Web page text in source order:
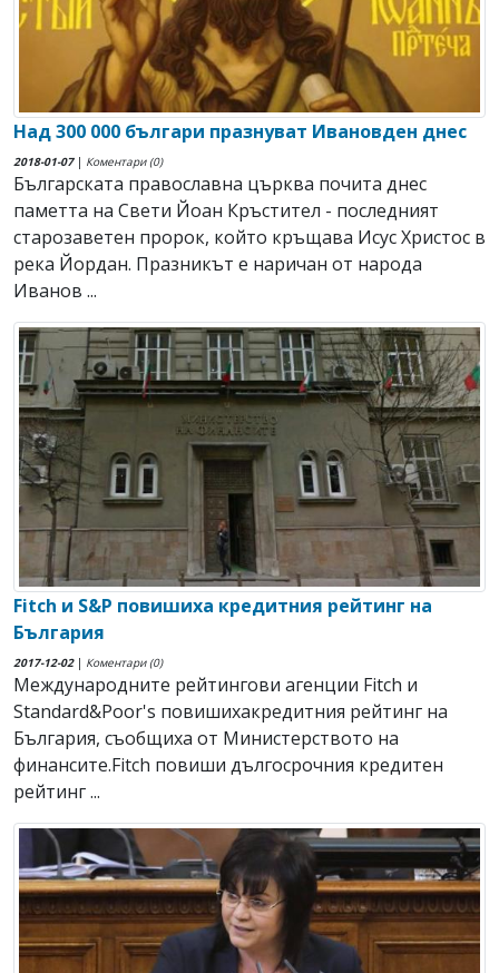
Над 300 000 българи празнуват Ивановден днес
2018-01-07| Коментари (0)
Българската православна църква почита днес
паметта на Свети Йоан Кръстител - последният
старозаветен пророк, който кръщава Исус Христос в
река Йордан. Празникът е наричан от народа
Иванов ...
Fitch и S&P повишиха кредитния рейтинг на
България
2017-12-02| Коментари (0)
Международните рейтингови агенции Fitch и
Standard&Poor's повишихакредитния рейтинг на
България, съобщиха от Министерството на
финансите.Fitch повиши дългосрочния кредитен
рейтинг ...